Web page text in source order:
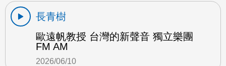
長青樹
歐遠帆教授 台灣的新聲音 獨立樂團
FM AM
2026/06/10